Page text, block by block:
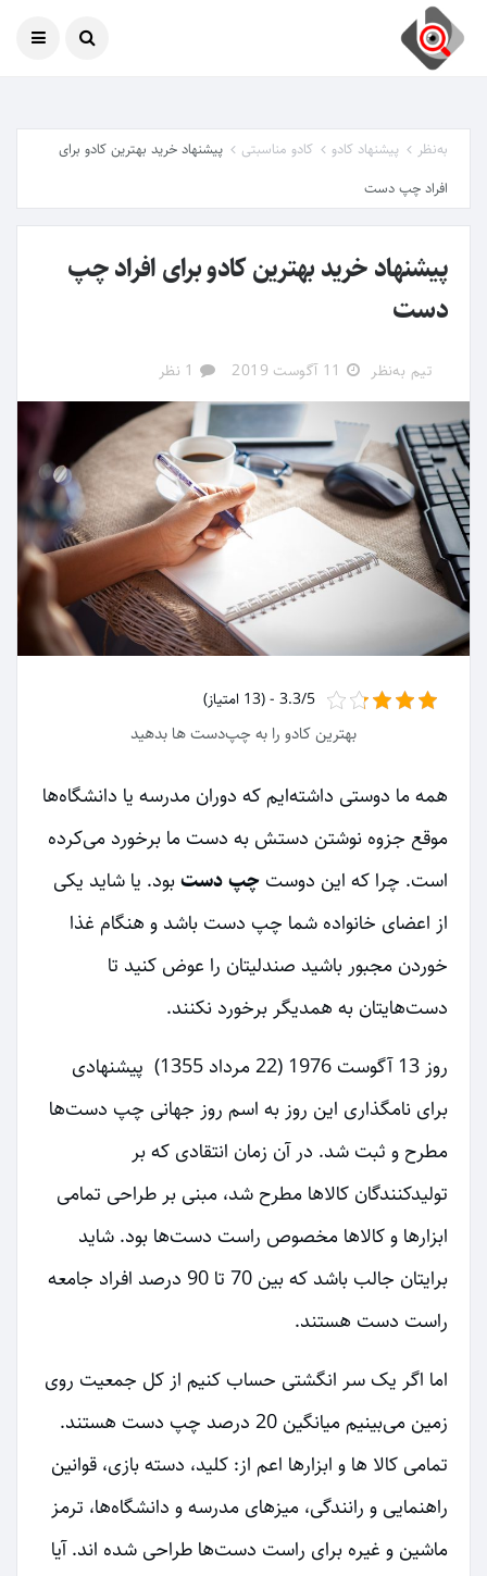
به‌نظر پیشنهاد کادو کادو مناسبتی
پیشنهاد خرید بهترین کادو برای
افراد چپ‌ دست
پیشنهاد خرید بهترین کادو برای افراد چپ‌
دست
تیم به‌نظر 11 آگوست 2019 1 نظر
3.3/5 - (13 امتیاز)
بهترین کادو را به چپ‌دست ها بدهید
همه ما دوستی داشته‌ایم که دوران مدرسه یا دانشگاه‌ها
موقع جزوه نوشتن دستش به دست ما برخورد می‌کرده
است. چرا که این دوست چپ دستبود. یا شاید یکی
از اعضای خانواده شما چپ دست باشد و هنگام غذا
خوردن مجبور باشید صندلیتان را عوض کنید تا
دست‌هایتان به همدیگر برخورد نکنند.
روز 13 آگوست 1976 (22 مرداد 1355) پیشنهادی
برای نامگذاری این روز به اسم روز جهانی چپ‌ دست‌ها
مطرح و ثبت شد. در آن زمان انتقادی که بر
تولیدکنندگان کالا‌ها مطرح شد، مبنی بر طراحی تمامی
ابزارها و کالاها مخصوص راست دست‌ها بود. شاید
برایتان جالب باشد که بین 70 تا 90 درصد افراد جامعه
راست دست هستند.
اما اگر یک سر انگشتی حساب کنیم از کل جمعیت روی
زمین می‌بینیم میانگین 20 درصد چپ دست هستند.
تمامی کالا ها و ابزارها اعم از: کلید، دسته بازی، قوانین
راهنمایی و رانندگی، میزهای مدرسه و دانشگاه‌ها، ترمز
ماشین و غیره برای راست دست‌ها طراحی شده اند. آیا